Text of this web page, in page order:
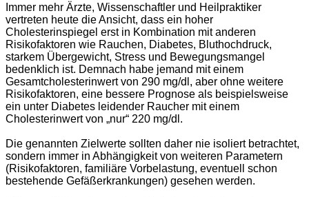
Immer mehr Ärzte, Wissenschaftler und Heilpraktiker
vertreten heute die Ansicht, dass ein hoher
Cholesterinspiegel erst in Kombination mit anderen
Risikofaktoren wie Rauchen, Diabetes, Bluthochdruck,
starkem Übergewicht, Stress und Bewegungsmangel
bedenklich ist. Demnach habe jemand mit einem
Gesamtcholesterinwert von 290 mg/dl, aber ohne weitere
Risikofaktoren, eine bessere Prognose als beispielsweise
ein unter Diabetes leidender Raucher mit einem
Cholesterinwert von „nur“ 220 mg/dl.
Die genannten Zielwerte sollten daher nie isoliert betrachtet,
sondern immer in Abhängigkeit von weiteren Parametern
(Risikofaktoren, familiäre Vorbelastung, eventuell schon
bestehende Gefäßerkrankungen) gesehen werden.